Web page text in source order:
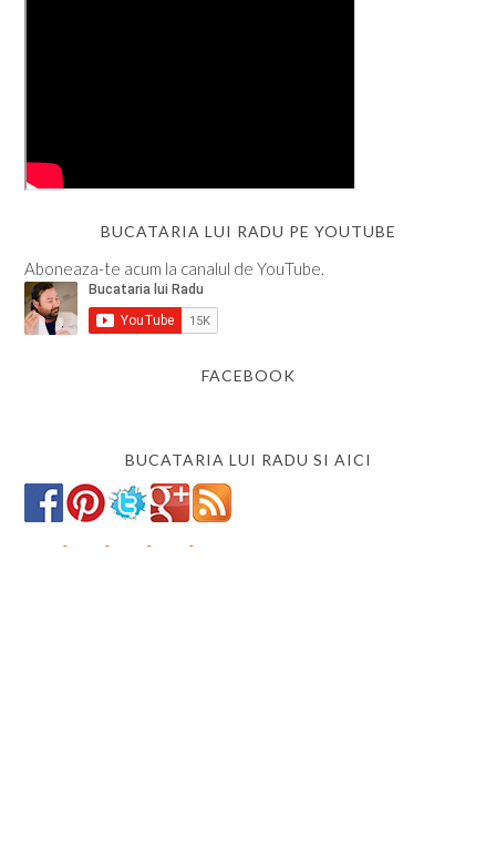
BUCATARIA LUI RADU PE YOUTUBE
Aboneaza-te acum la canalul de YouTube.
FACEBOOK
BUCATARIA LUI RADU SI AICI